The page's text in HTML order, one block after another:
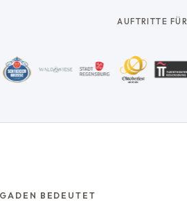
AUFTRITTE
BEDEUTET